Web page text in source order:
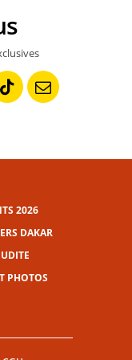
2026
DAKAR
PHOTOS